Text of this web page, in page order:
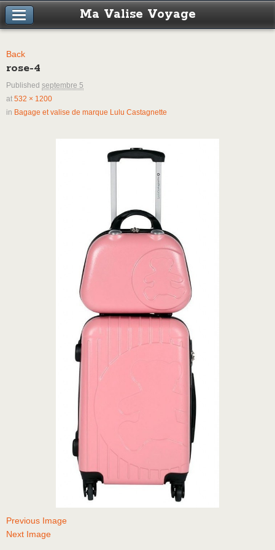
Ma Valise Voyage
Back
rose-4
Published septembre 5
at 532 × 1200
in Bagage et valise de marque Lulu Castagnette
Previous Image
Next Image